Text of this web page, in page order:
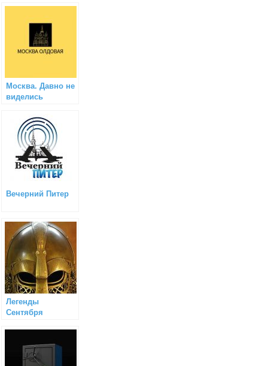
Москва. Давно не
виделись
Вечерний Питер
Легенды
Сентября